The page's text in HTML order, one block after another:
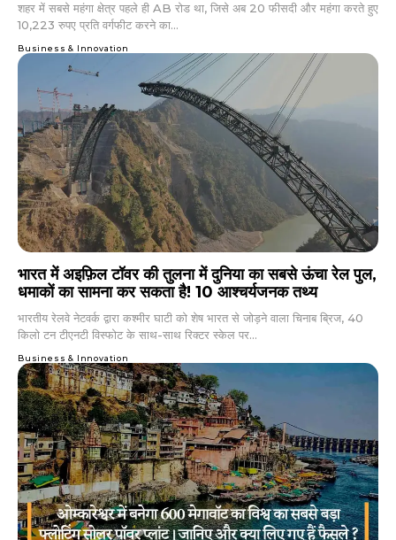
शहर में सबसे महंगा क्षेत्र पहले ही AB रोड था, जिसे अब 20 फीसदी और महंगा करते हुए
10,223 रुपए प्रति वर्गफीट करने का...
Business & Innovation
भारत में अइफ़िल टॉवर की तुलना में दुनिया का सबसे ऊंचा रेल पुल,
धमाकों का सामना कर सकता है! 10 आश्चर्यजनक तथ्य
भारतीय रेलवे नेटवर्क द्वारा कश्मीर घाटी को शेष भारत से जोड़ने वाला चिनाब ब्रिज, 40
किलो टन टीएनटी विस्फोट के साथ-साथ रिक्टर स्केल पर...
Business & Innovation